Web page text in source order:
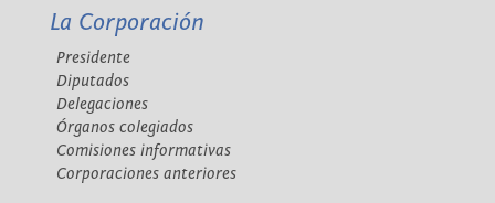
La Corporación
Presidente
Diputados
Delegaciones
Órganos colegiados
Comisiones informativas
Corporaciones anteriores